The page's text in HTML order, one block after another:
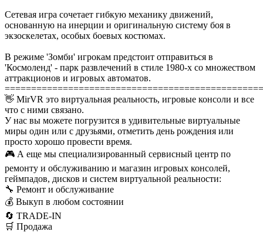
Сетевая игра сочетает гибкую механику движений,
основанную на инерции и оригинальную систему боя в
экзоскелетах, особых боевых костюмах.
В режиме 'Зомби' игрокам предстоит отправиться в
'Космоленд' - парк развлечений в стиле 1980-х со множеством
аттракционов и игровых автоматов.
👋 MirVR это виртуальная реальность, игровые консоли и все
что с ними связано.
У нас вы можете погрузится в удивительные виртуальные
миры один или с друзьями, отметить день рождения или
просто хорошо провести время.
🎮 А еще мы специализированный сервисный центр по
ремонту и обслуживанию и магазин игровых консолей,
геймпадов, дисков и систем виртуальной реальности:
🔧 Ремонт и обслуживание
💰 Выкуп в любом состоянии
🔄 TRADE-IN
🛒 Продажа